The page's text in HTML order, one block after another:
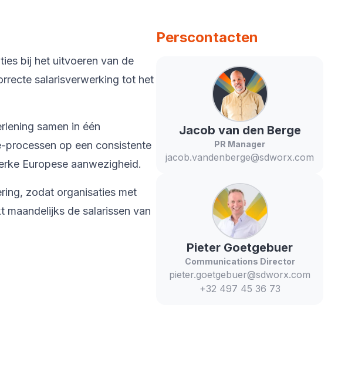
bij het uitvoeren van de
salarisverwerking tot het
samen in één
processen op een consistente
Europese aanwezigheid.
zodat organisaties met
de salarissen van
Perscontacten
Jacob van den Berge
PR Manager
jacob.vandenberge@sdworx.com
Pieter Goetgebuer
Communications Director
pieter.goetgebuer@sdworx.com
+32 497 45 36 73